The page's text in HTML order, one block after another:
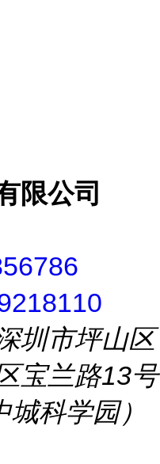
限公司
圳市坪山区
宝兰路13号
城科学园）